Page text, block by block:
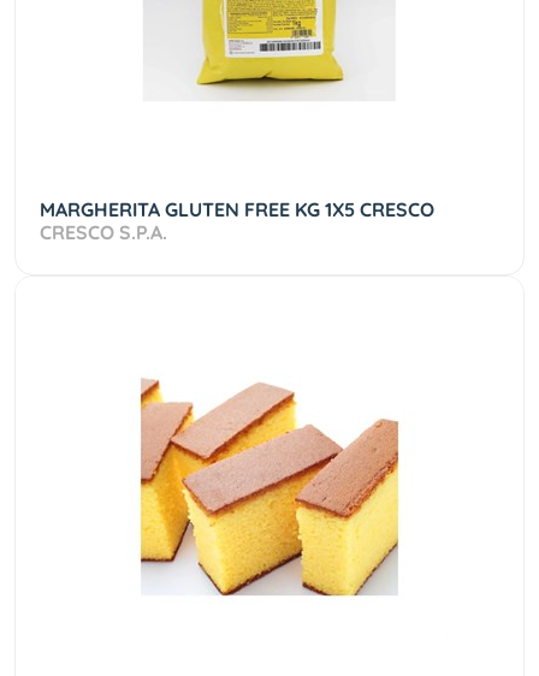
MARGHERITA GLUTEN FREE KG 1X5 CRESCO
CRESCO S.P.A.